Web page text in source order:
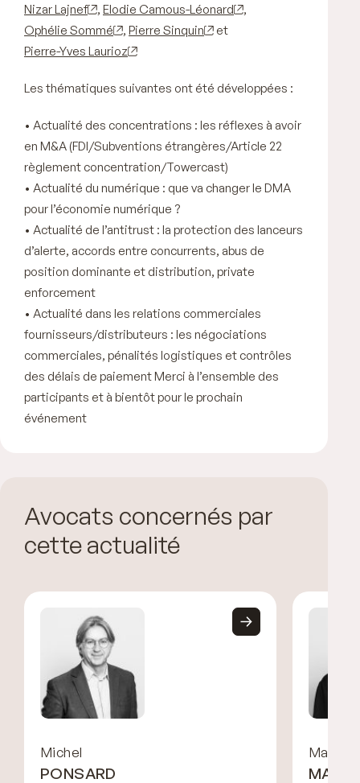
Nizar Lajnef
, Elodie Camous-Léonard
,
Ophélie Sommé
, Pierre Sinquin
et
Pierre-Yves Laurioz
Les thématiques suivantes ont été développées :
• Actualité des concentrations : les réflexes à avoir
en M&A (FDI/Subventions étrangères/Article 22
règlement concentration/Towercast)
• Actualité du numérique : que va changer le DMA
pour l’économie numérique ?
• Actualité de l’antitrust : la protection des lanceurs
d’alerte, accords entre concurrents, abus de
position dominante et distribution, private
enforcement
• Actualité dans les relations commerciales
fournisseurs/distributeurs : les négociations
commerciales, pénalités logistiques et contrôles
des délais de paiement Merci à l’ensemble des
participants et à bientôt pour le prochain
événement
Avocats concernés par
cette actualité
Michel
PONSARD
Malka